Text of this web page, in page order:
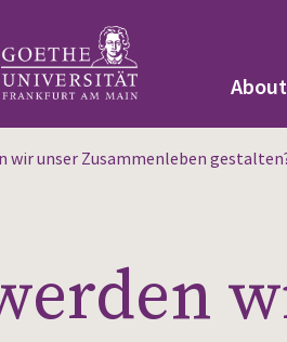
About
wir unser Zusammenleben